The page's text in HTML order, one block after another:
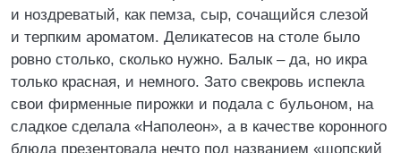
и ноздреватый, как пемза, сыр, сочащийся слезой
и терпким ароматом. Деликатесов на столе было
ровно столько, сколько нужно. Балык – да, но икра
только красная, и немного. Зато свекровь испекла
свои фирменные пирожки и подала с бульоном, на
сладкое сделала «Наполеон», а в качестве коронного
блюда презентовала нечто под названием «шопский